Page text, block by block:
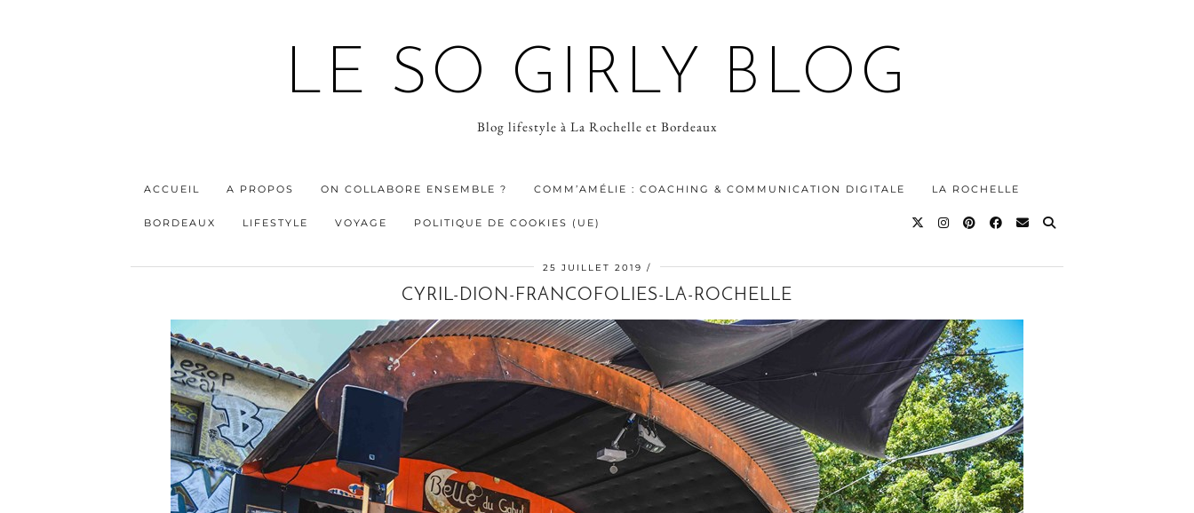
LE SO GIRLY BLOG
Blog lifestyle à La Rochelle et Bordeaux
ACCUEIL A PROPOS ON COLLABORE ENSEMBLE ? COMM’AMÉLIE : COACHING & COMMUNICATION DIGITALE LA ROCHELLE
BORDEAUX LIFESTYLE VOYAGE POLITIQUE DE COOKIES (UE)
25 JUILLET 2019
CYRIL-DION-FRANCOFOLIES-LA-ROCHELLE